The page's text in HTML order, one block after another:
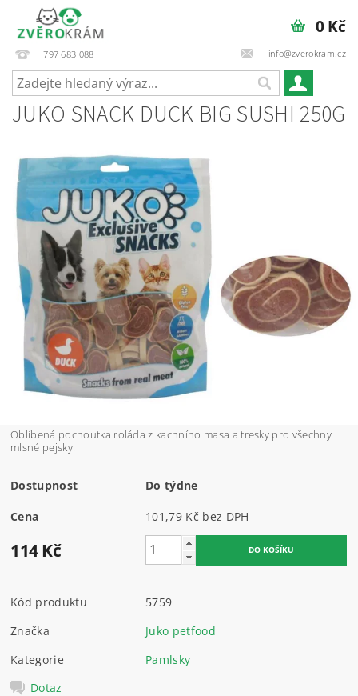
797 683 088 info@zverokram.cz
0 Kč
JUKO SNACK DUCK BIG SUSHI 250G
Oblíbená pochoutka roláda z kachního masa a tresky pro všechny
mlsné pejsky.
Dostupnost Do týdne
Cena 101,79 Kč bez DPH
114 Kč
Kód produktu
5759
Značka
Juko petfood
Kategorie
Pamlsky
Dotaz